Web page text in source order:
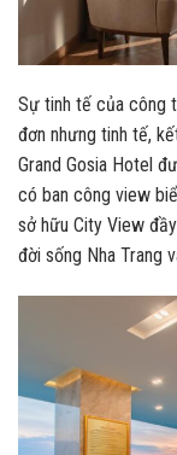
Sự tinh tế của công
đơn nhưng tinh tế,
Grand Gosia Hotel
có ban công view
sở hữu City View
đời sống Nha Trang